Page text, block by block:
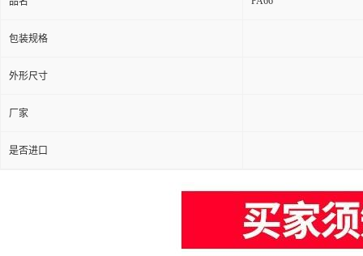
包装规格
外形尺寸
厂家
是否进口